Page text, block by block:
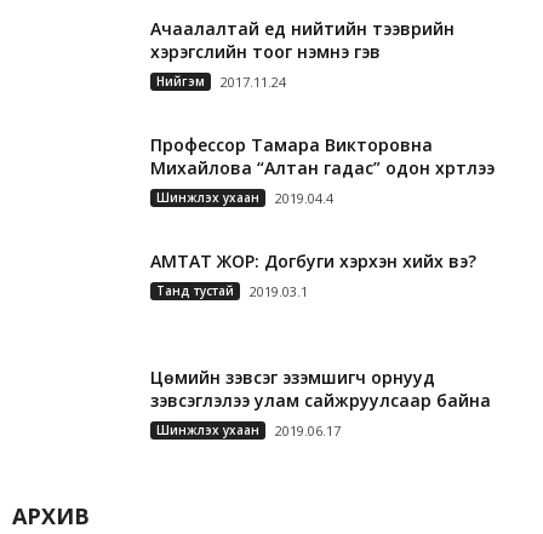
Ачаалалтай үед нийтийн тээврийн
хэрэгслийн тоог нэмнэ гэв
Нийгэм 2017.11.24
Профессор Тамара Викторовна
Михайлова “Алтан гадас” одон хүртлээ
Шинжлэх ухаан 2019.04.4
АМТАТ ЖОР: Догбуги хэрхэн хийх вэ?
Танд тустай 2019.03.1
Цөмийн зэвсэг эзэмшигч орнууд
зэвсэглэлээ улам сайжруулсаар байна
Шинжлэх ухаан 2019.06.17
АРХИВ